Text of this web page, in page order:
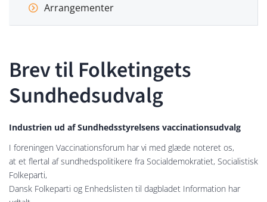
Arrangementer
Brev til Folketingets
Sundhedsudvalg
Industrien ud af Sundhedsstyrelsens vaccinationsudvalg
I foreningen Vaccinationsforum har vi med glæde noteret os,
at et flertal af sundhedspolitikere fra Socialdemokratiet, Socialistisk
Folkeparti,
Dansk Folkeparti og Enhedslisten til dagbladet Information har